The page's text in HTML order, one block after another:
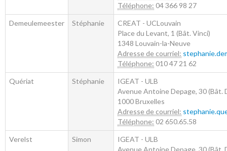
Téléphone: 04 366 98 27
Demeulemeester Stéphanie
CREAT - UCLouvain
Place du Levant, 1 (Bât. Vinci)
1348 Louvain-la-Neuve
Adresse de courriel:
Téléphone: 010 47 21 62
Quériat Stéphanie
IGEAT - ULB
Avenue Antoine Depage, 30 (Bât.
1000Bruxelles
Adresse de courriel:
Téléphone: 02 650.65.58
Verelst Simon
IGEAT - ULB
Avenue Antoine Depage, 30 (Bât.